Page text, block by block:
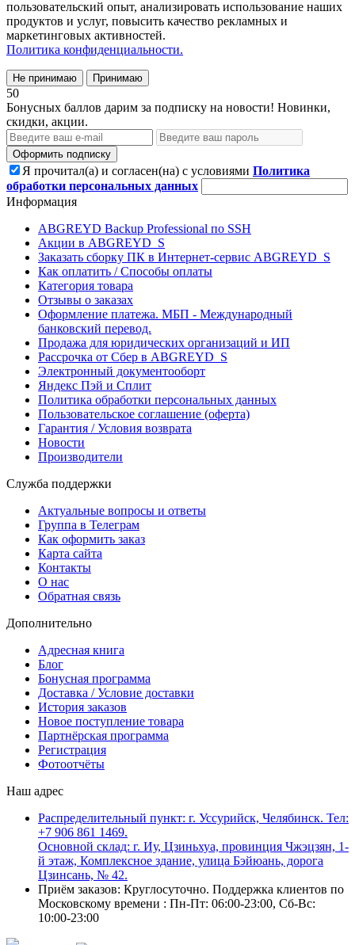
пользовательский опыт, анализировать использование наших
продуктов и услуг, повысить качество рекламных и
маркетинговых активностей.
Политика конфиденциальности.
Не принимаю Принимаю
50
Бонусных баллов дарим за подписку на новости! Новинки,
скидки, акции.
Оформить подписку
Я прочитал(а) и согласен(на) с условиями Политика
обработки персональных данных
Информация
ABGREYD Backup Professional по SSH
Акции в ABGREYD_S
Заказать сборку ПК в Интернет-сервис ABGREYD_S
Как оплатить / Способы оплаты
Категория товара
Отзывы о заказах
Оформление платежа. МБП - Международный
банковский перевод.
Продажа для юридических организаций и ИП
Рассрочка от Сбер в ABGREYD_S
Электронный документооборт
Яндекс Пэй и Сплит
Политика обработки персональных данных
Пользовательское соглашение (оферта)
Гарантия / Условия возврата
Новости
Производители
Служба поддержки
Актуальные вопросы и ответы
Группа в Телеграм
Как оформить заказ
Карта сайта
Контакты
О нас
Обратная связь
Дополнительно
Адресная книга
Блог
Бонусная программа
Доставка / Условие доставки
История заказов
Новое поступление товара
Партнёрская программа
Регистрация
Фотоотчёты
Наш адрес
Распределительный пункт: г. Уссурийск, Челябинск. Тел:
+7 906 861 1469.
Основной склад: г. Иу, Цзиньхуа, провинция Чжэцзян, 1-
й этаж, Комплексное здание, улица Бэйюань, дорога
Цзинсань, № 42.
Приём заказов: Круглосуточно. Поддержка клиентов по
Московскому времени : Пн-Пт: 06:00-23:00, Сб-Вс:
10:00-23:00